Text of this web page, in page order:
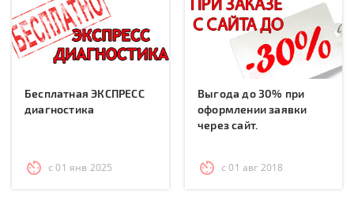
Бесплатная ЭКСПРЕСС
диагностика
с 01 янв 2025
Выгода до 30% при
оформлении заявки
через сайт.
с 01 авг 2018